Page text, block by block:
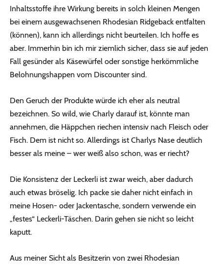
Inhaltsstoffe ihre Wirkung bereits in solch kleinen Mengen
bei einem ausgewachsenen Rhodesian Ridgeback entfalten
(können), kann ich allerdings nicht beurteilen. Ich hoffe es
aber. Immerhin bin ich mir ziemlich sicher, dass sie auf jeden
Fall gesünder als Käsewürfel oder sonstige herkömmliche
Belohnungshappen vom Discounter sind.
Den Geruch der Produkte würde ich eher als neutral
bezeichnen. So wild, wie Charly darauf ist, könnte man
annehmen, die Häppchen riechen intensiv nach Fleisch oder
Fisch. Dem ist nicht so. Allerdings ist Charlys Nase deutlich
besser als meine – wer weiß also schon, was er riecht?
Die Konsistenz der Leckerli ist zwar weich, aber dadurch
auch etwas bröselig. Ich packe sie daher nicht einfach in
meine Hosen- oder Jackentasche, sondern verwende ein
„festes“ Leckerli-Täschen. Darin gehen sie nicht so leicht
kaputt.
Aus meiner Sicht als Besitzerin von zwei Rhodesian